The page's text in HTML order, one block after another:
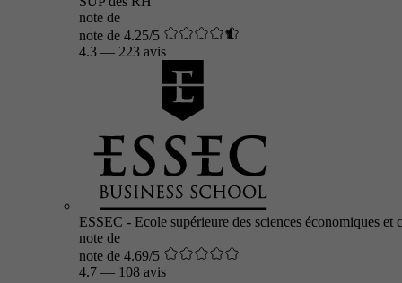
note de
note de 4.25/5
4.3 — 223 avis
ESSEC - Ecole supérieure des sciences économiques et
note de
note de 4.69/5
4.7 — 108 avis